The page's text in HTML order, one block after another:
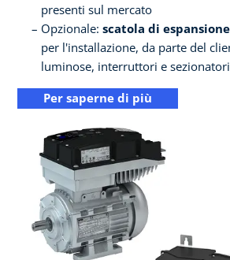
presenti sul mercato
Opzionale: scatola di
per l'installazione, da parte del
luminose, interruttori e
Per saperne di più